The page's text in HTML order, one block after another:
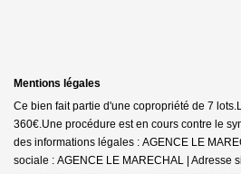
Mentions légales
Ce bien fait partie d'une copropriété de 7
360€.Une procédure est en cours contre le
des informations légales : AGENCE LE
sociale : AGENCE LE MARECHAL | Adresse